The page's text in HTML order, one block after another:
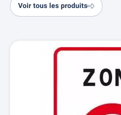
Voir tous les produits